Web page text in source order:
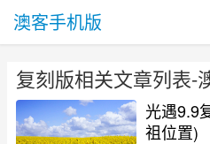
澳客手机版
复刻版相关文章列表-
光遇9.9
祖位置)